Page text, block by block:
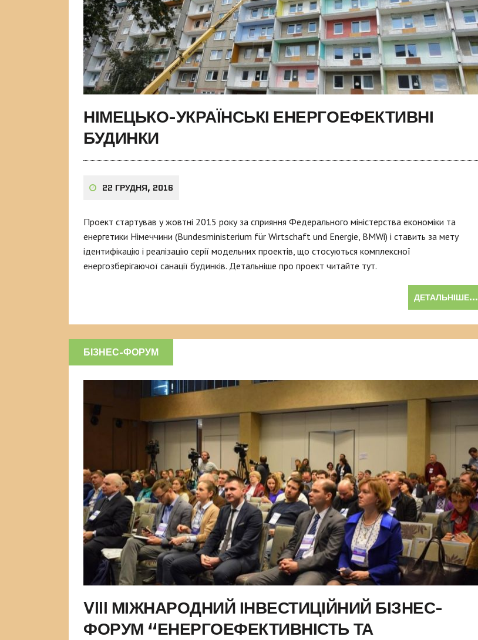
НІМЕЦЬКО-УКРАЇНСЬКІ ЕНЕРГОЕФЕКТИВНІ
БУДИНКИ
22 ГРУДНЯ, 2016
Проект стартував у жовтні 2015 року за сприяння Федерального міністерства економіки та
енергетики Німеччини (Bundesministerium für Wirtschaft und Energie, BMWi) і ставить за мету
ідентифікацію і реалізацію серії модельних проектів, що стосуються комплексної
енергозберігаючої санації будинків. Детальніше про проект читайте тут.
ДЕТАЛЬНІШЕ...
БІЗНЕС-ФОРУМ
VIII МІЖНАРОДНИЙ ІНВЕСТИЦІЙНИЙ БІЗНЕС-
ФОРУМ “ЕНЕРГОЕФЕКТИВНІСТЬ ТА